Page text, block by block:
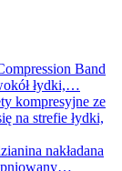
Band
łydki,…
kompresyjne ze
na strefie łydki,
nakładana